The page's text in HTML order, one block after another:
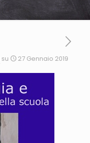
su 27 Gennaio 2019